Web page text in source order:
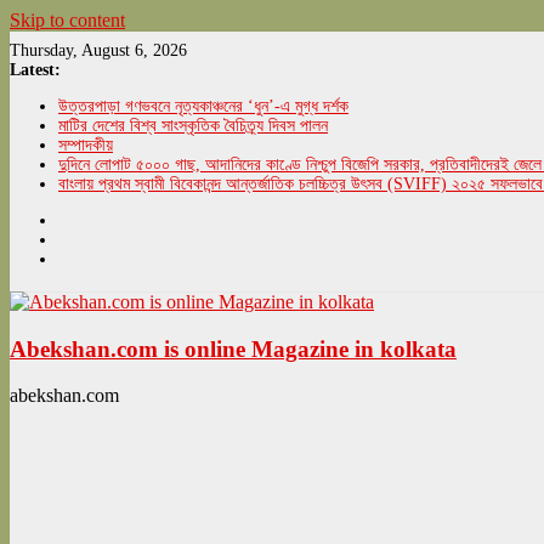
Skip to content
Thursday, August 6, 2026
Latest:
উত্তরপাড়া গণভবনে নৃত্যকাঞ্চনের ‘ধুন’-এ মুগ্ধ দর্শক
মাটির দেশের বিশ্ব সাংস্কৃতিক বৈচিত্র্য দিবস পালন
সম্পাদকীয়
দুদিনে লোপাট ৫০০০ গাছ, আদানিদের কাণ্ডে নিশ্চুপ বিজেপি সরকার, প্রতিবাদীদেরই
বাংলায় প্রথম স্বামী বিবেকানন্দ আন্তর্জাতিক চলচ্চিত্র উৎসব (SVIFF) ২০২৫
Abekshan.com is online Magazine in kolkata
abekshan.com